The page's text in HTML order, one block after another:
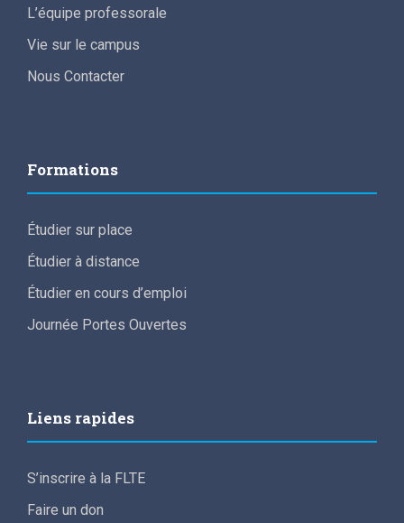
L’équipe professorale
Vie sur le campus
Nous Contacter
Formations
Étudier sur place
Étudier à distance
Étudier en cours d’emploi
Journée Portes Ouvertes
Liens rapides
S’inscrire à la FLTE
Faire un don